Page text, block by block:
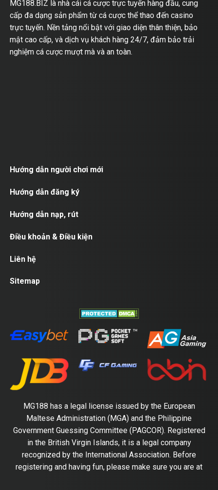
MG188.BIZ là nhà cái cá cược trực tuyến hàng đầu, cung
cấp đa dạng sản phẩm từ cá cược thể thao đến casino
trực tuyến. Nền tảng nổi bật với giao diện thân thiện, bảo
mật cao cấp, và dịch vụ khách hàng 24/7, đảm bảo trải
nghiệm cá cược mượt mà và an toàn.
Hướng dẫn người chơi mới
Hướng dẫn đăng ký
Hướng dẫn nạp, rút
Điều khoản & Điều kiện
Liên hệ
Sitemap
MG188 has a legal license issued by the European
Maltese Administration (MGA) and the Philippine
Government Guessing Committee (PAGCOR). Registered
in the British Virgin Islands, it is a legal company
recognized by the International Association. Before
registering and having fun, please make sure you are at